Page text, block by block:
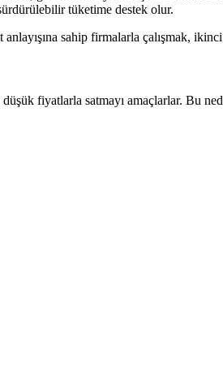
tüketime destek olur.
sahip firmalarla çalışmak,
fiyatlarla satmayı amaçlarlar. Bu